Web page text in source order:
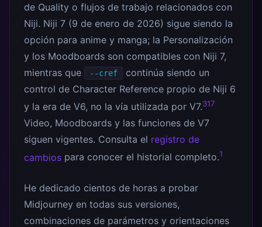
de Quality o flujos de trabajo relacionados con
Niji. Niji 7 (9 de enero de 2026) sigue siendo la
opción para anime y manga; la Personalización
y los Moodboards son compatibles con Niji 7,
mientras que
--cref
continúa siendo un
control de Character Reference propio de Niji 6
y la era de V6, no la vía utilizada por V7.317
Video, Moodboards y las funciones de V7
siguen vigentes. Consulta el registro de
cambios para conocer el historial completo.1
He dedicado cientos de horas a probar
Midjourney en todas sus versiones,
combinaciones de parámetros y orientaciones